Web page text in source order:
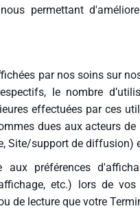
permettant
par nos soins sur
le nombre
effectuées par ces
dues aux acteurs
Site/support de diffusion)
préférences
etc.) lors de
de lecture que votre